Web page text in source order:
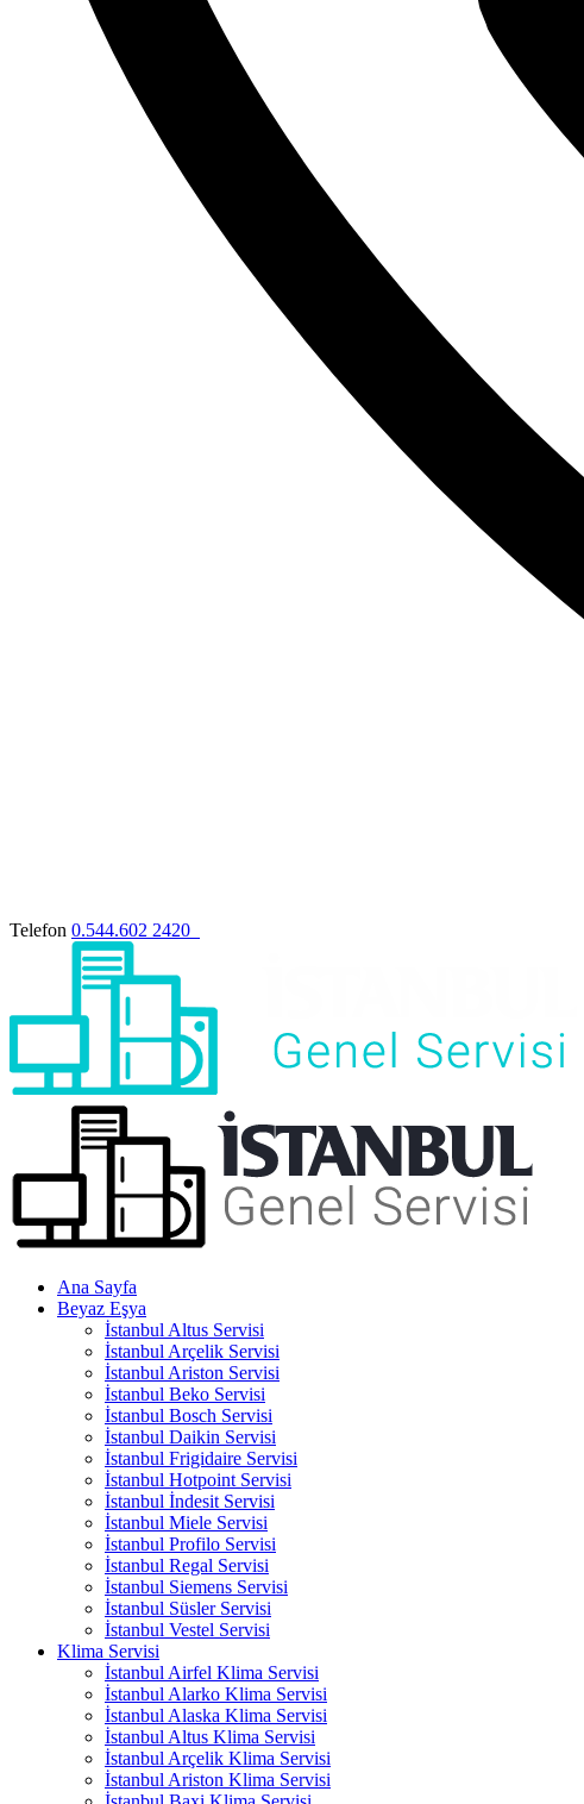
Telefon 0.544.602 2420
Ana Sayfa
Beyaz Eşya
İstanbul Altus Servisi
İstanbul Arçelik Servisi
İstanbul Ariston Servisi
İstanbul Beko Servisi
İstanbul Bosch Servisi
İstanbul Daikin Servisi
İstanbul Frigidaire Servisi
İstanbul Hotpoint Servisi
İstanbul İndesit Servisi
İstanbul Miele Servisi
İstanbul Profilo Servisi
İstanbul Regal Servisi
İstanbul Siemens Servisi
İstanbul Süsler Servisi
İstanbul Vestel Servisi
Klima Servisi
İstanbul Airfel Klima Servisi
İstanbul Alarko Klima Servisi
İstanbul Alaska Klima Servisi
İstanbul Altus Klima Servisi
İstanbul Arçelik Klima Servisi
İstanbul Ariston Klima Servisi